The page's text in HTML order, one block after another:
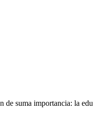
de suma importancia: la